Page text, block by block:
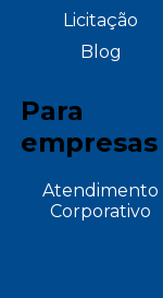
Licitação
Blog
Para
empresas
Atendimento
Corporativo